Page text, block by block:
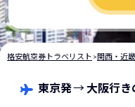
格安航空券トラベリスト > 関西・近
東京発→大阪行き